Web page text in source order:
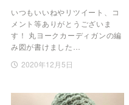
いつもいいねやリツイート、コ
メント等ありがとうございま
す！ 丸ヨークカーディガンの編
み図が書けました…
2020年12月5日